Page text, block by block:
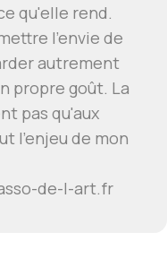
qu'elle rend.
l'envie de
autrement
propre goût. La
pas qu'aux
l'enjeu de mon
de-l-art.fr